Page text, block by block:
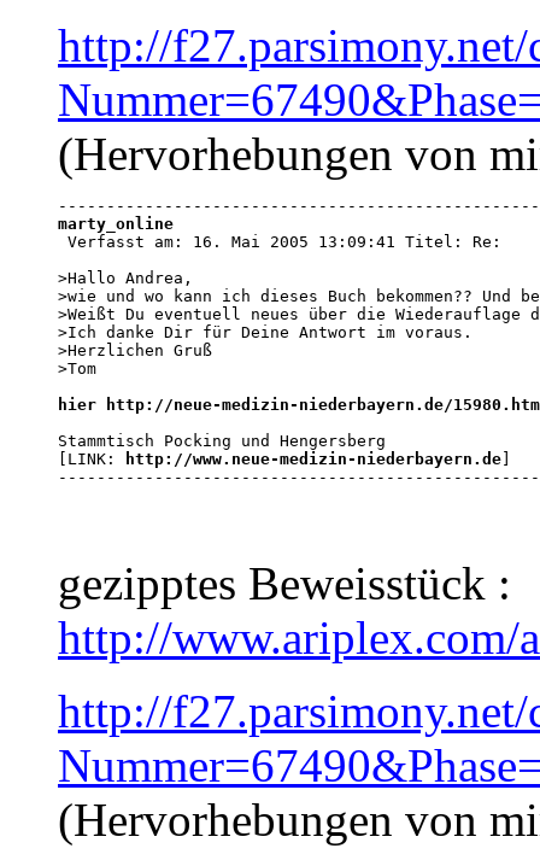
http://
(Hervorhebungen von
marty_online
Verfasst am: 16. Mai 2005 13:09:41 Titel: Re:
>Hallo Andrea,
>wie und wo kann ich dieses Buch bekommen?? Und
>Weißt Du eventuell neues über die Wiederauflage
>Ich danke Dir für Deine Antwort im voraus.
>Herzlichen Gruß
>Tom
hier http://neue-medizin-niederbayern.de/
Stammtisch Pocking und Hengersberg
[LINK:
http://www.neue-medizin-niederbayern.de
gezipptes Beweisstück :
http://www.ariplex.com/
http://
(Hervorhebungen von